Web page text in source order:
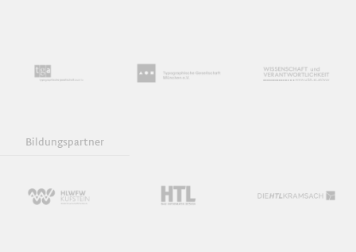
Bildungspartner